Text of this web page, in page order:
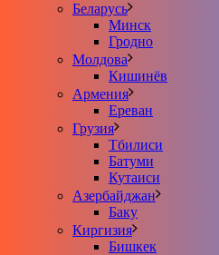
Беларусь
Минск
Гродно
Молдова
Кишинёв
Армения
Ереван
Грузия
Тбилиси
Батуми
Кутаиси
Азербайджан
Баку
Киргизия
Бишкек